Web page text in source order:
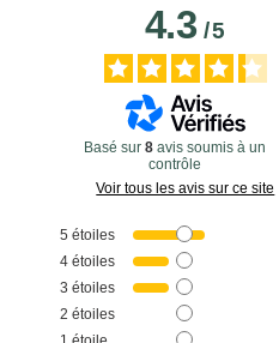
4.3/5
Basé sur 8 avis soumis à un
contrôle
Voir tous les avis sur ce site
5 étoiles
4 étoiles
3 étoiles
2 étoiles